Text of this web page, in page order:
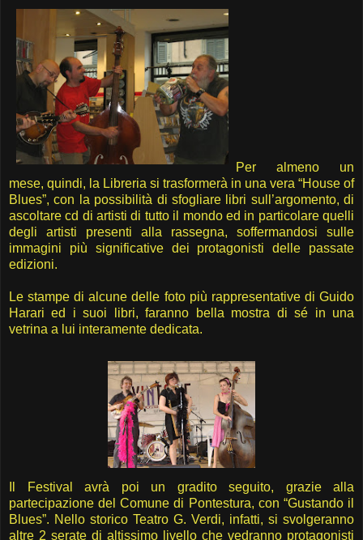
Per almeno un
mese, quindi, la Libreria si trasformerà in una vera “House of
Blues”, con la possibilità di sfogliare libri sull’argomento, di
ascoltare cd di artisti di tutto il mondo ed in particolare quelli
degli artisti presenti alla rassegna, soffermandosi sulle
immagini più significative dei protagonisti delle passate
edizioni.
Le stampe di alcune delle foto più rappresentative di Guido
Harari ed i suoi libri, faranno bella mostra di sé in una
vetrina a lui interamente dedicata.
Il Festival avrà poi un gradito seguito, grazie alla
partecipazione del Comune di Pontestura, con “Gustando il
Blues”. Nello storico Teatro G. Verdi, infatti, si svolgeranno
altre 2 serate di altissimo livello che vedranno protagonisti